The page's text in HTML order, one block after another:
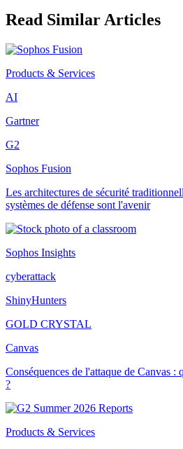
Read Similar Articles
Products & Services
AI
Gartner
G2
Sophos Fusion
Les architectures de sécurité
systèmes de défense sont l'avenir
Sophos Insights
cyberattack
ShinyHunters
GOLD CRYSTAL
Canvas
Conséquences de l'attaque de Canvas :
?
Products & Services